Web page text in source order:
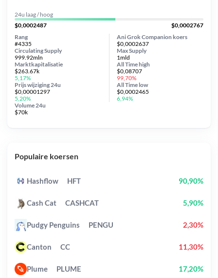
24u laag / hoog
$0,0002487
$0,0002767
Ani Grok Companion koers
$0,0002637
Circulating Supply
999.92mln
Prijs wijziging 24u
$0,00001297
5,20%
Max Supply
1mld
Marktkapitalisatie
$263.67k
5,17%
Volume 24u
$70k
Rang
#4335
All Timehigh
$0,08707
99,70%
All Time low
$0,0002465
6,94%
Populaire koersen
Hashflow HFT 90,90%
Cash Cat CASHCAT 5,90%
Pudgy Penguins PENGU 2,30%
Canton CC 11,30%
Plume PLUME 17,20%